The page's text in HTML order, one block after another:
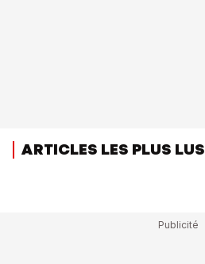
ARTICLES LES PLUS LUS